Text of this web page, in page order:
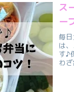
ス
ー
毎
は
す♪
わ